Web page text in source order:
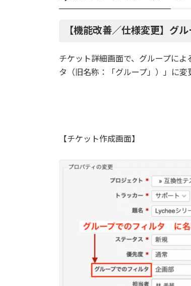
【機能改善／仕様変更】グ
チケット詳細画面で、グループに
タ（旧名称：「グループ」）」に変
【チケット作成画面】